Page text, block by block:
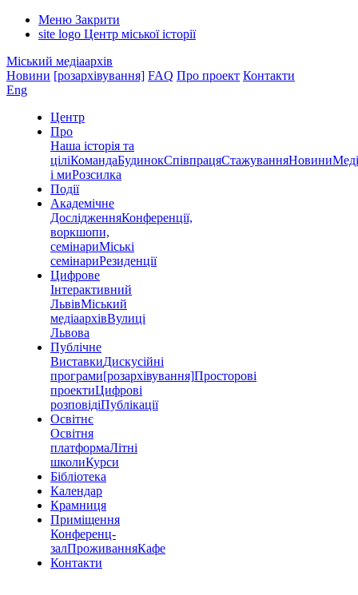
Меню Закрити
site logo Центр міської історії
Міський медіаархів
Новини [розархівування] FAQ Про проект Контакти
Eng
Центр
Про
Наша історія та
ціліКомандаБудинокСпівпрацяСтажуванняНовини
і миРозсилка
Події
Академічне
ДослідженняКонференції,
воркшопи,
семінариМіські
семінариРезиденції
Цифрове
Інтерактивний
ЛьвівМіський
медіаархівВулиці
Львова
Публічне
ВиставкиДискусійні
програми[розархівування]Просторові
проектиЦифрові
розповідіПублікації
Освітнє
Освітня
платформаЛітні
школиКурси
Бібліотека
Календар
Крамниця
Приміщення
Конференц-
залПроживанняКафе
Контакти